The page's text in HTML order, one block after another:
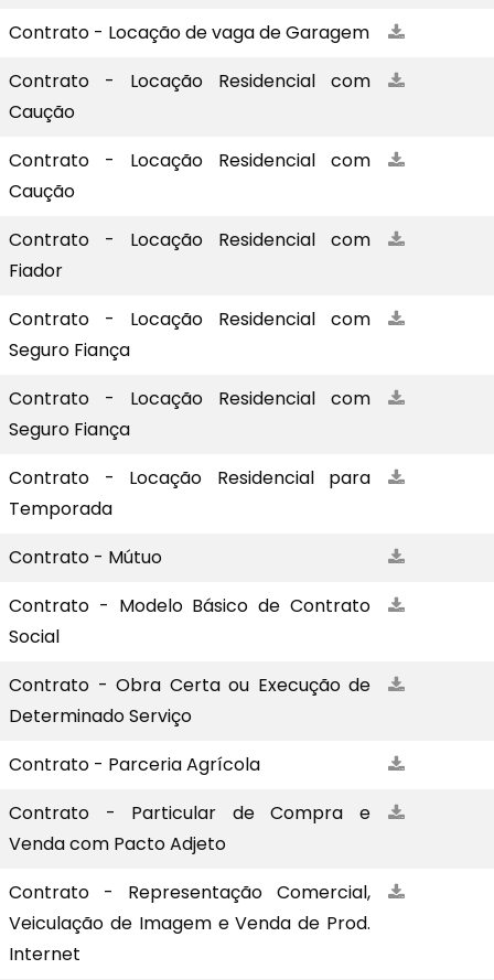
Contrato - Locação de vaga de Garagem
Contrato - Locação Residencial com
Caução
Contrato - Locação Residencial com
Caução
Contrato - Locação Residencial com
Fiador
Contrato - Locação Residencial com
Seguro Fiança
Contrato - Locação Residencial com
Seguro Fiança
Contrato - Locação Residencial para
Temporada
Contrato - Mútuo
Contrato - Modelo Básico de Contrato
Social
Contrato - Obra Certa ou Execução de
Determinado Serviço
Contrato - Parceria Agrícola
Contrato - Particular de Compra e
Venda com Pacto Adjeto
Contrato - Representação Comercial,
Veiculação de Imagem e Venda de Prod.
Internet